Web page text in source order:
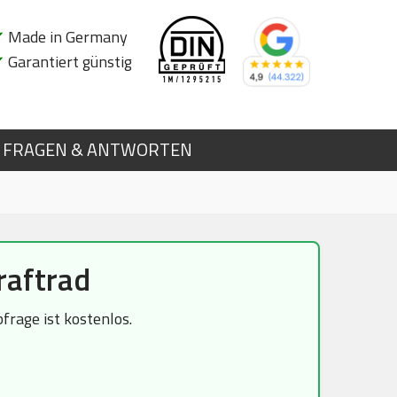
Made in Germany
Garantiert günstig
FRAGEN & ANTWORTEN
ist kostenlos.